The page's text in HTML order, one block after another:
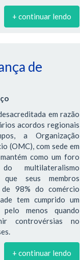
+ continuar lendo
de
em razão
acordos regionais
a Organização
(OMC), com sede em
como um foro
multilateralismo
que seus membros
de 98% do comércio
tem cumprido um
menos quando
controvérsias no
+ continuar lendo